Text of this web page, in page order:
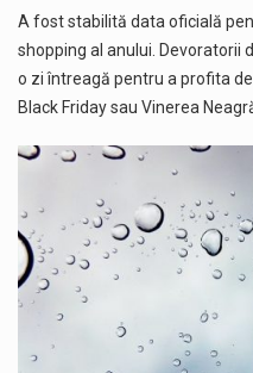
A fost stabilită data oficială
shopping al anului. Devoratorii
o zi întreagă pentru a profita
Black Friday sau Vinerea